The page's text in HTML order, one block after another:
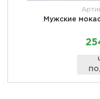
Мужские